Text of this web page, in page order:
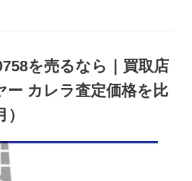
を売るなら｜買取店
ー カレラ査定価格を比